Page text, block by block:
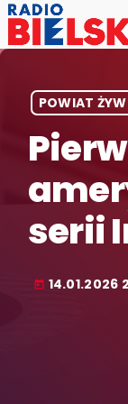
POWIAT
serii
today 14.01.2026